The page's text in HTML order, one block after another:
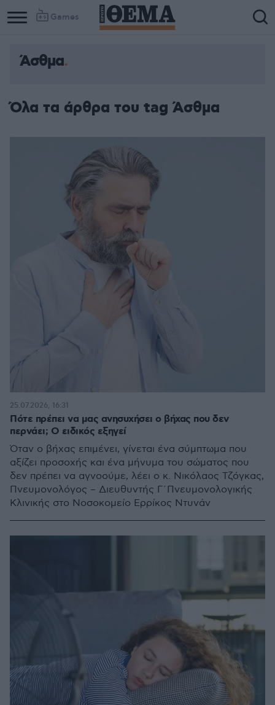
Games
Άσθμα
Όλα τα άρθρα του tag Άσθμα
Πότε πρέπει να μας ανησυχήσει ο βήχας που δεν
περνάει; Ο ειδικός εξηγεί
Όταν ο βήχας επιμένει, γίνεται ένα σύμπτωμα που
αξίζει προσοχής και ένα μήνυμα του σώματος που
δεν πρέπει να αγνοούμε, λέει ο κ. Νικόλαος Τζόγκας,
Πνευμονολόγος – Διευθυντής Γ΄Πνευμονολογικής
Κλινικής στο Νοσοκομείο Ερρίκος Ντυνάν
25.07.2026, 16:31